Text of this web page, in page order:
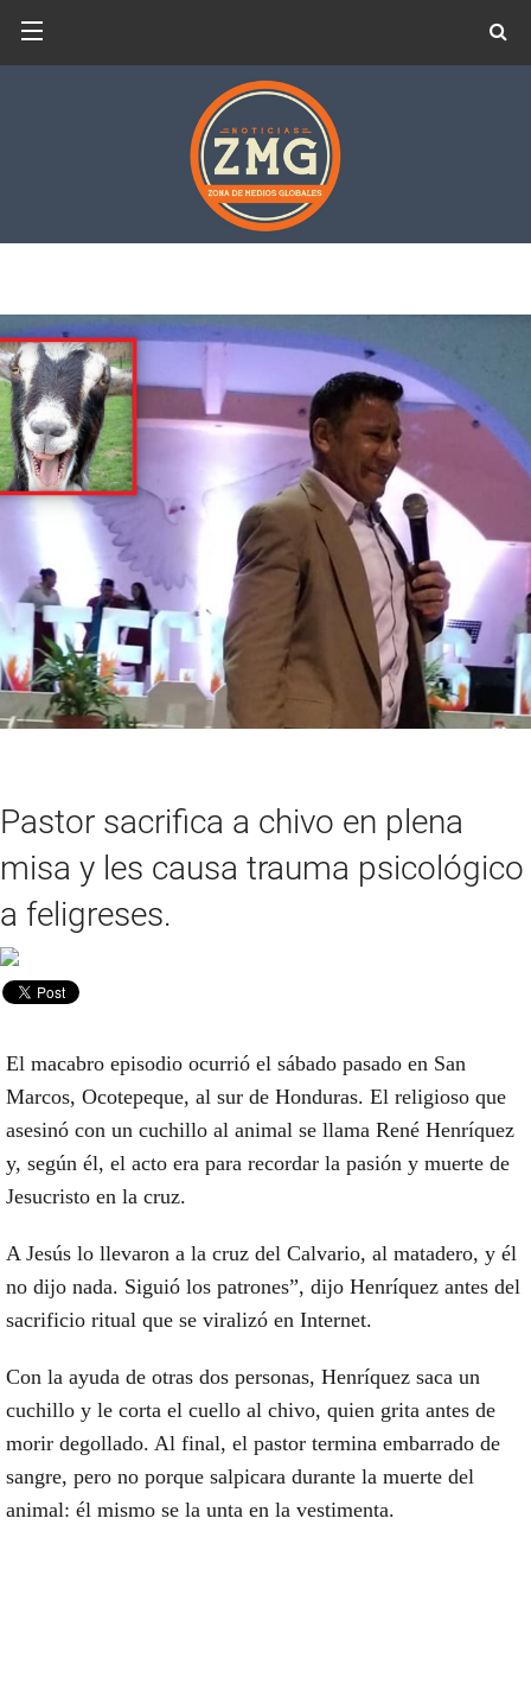
Pastor sacrifica a chivo en plena
misa y les causa trauma psicológico
a feligreses.
El macabro episodio ocurrió el sábado pasado en San
Marcos, Ocotepeque, al sur de Honduras. El religioso que
asesinó con un cuchillo al animal se llama René Henríquez
y, según él, el acto era para recordar la pasión y muerte de
Jesucristo en la cruz.
A Jesús lo llevaron a la cruz del Calvario, al matadero, y él
no dijo nada. Siguió los patrones”, dijo Henríquez antes del
sacrificio ritual que se viralizó en Internet.
Con la ayuda de otras dos personas, Henríquez saca un
cuchillo y le corta el cuello al chivo, quien grita antes de
morir degollado. Al final, el pastor termina embarrado de
sangre, pero no porque salpicara durante la muerte del
animal: él mismo se la unta en la vestimenta.